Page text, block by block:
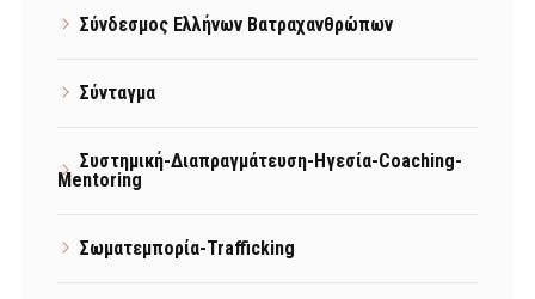
Σύνδεσμος Ελλήνων Βατραχανθρώπων
Σύνταγμα
Συστημική-Διαπραγμάτευση-Ηγεσία-Coaching-
Mentoring
Σωματεμπορία-Trafficking